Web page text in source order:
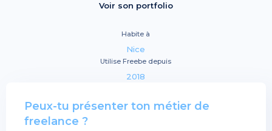
Voir son portfolio
Habite à
Nice
Utilise Freebe depuis
2018
Peux-tu présenter ton métier de
freelance ?